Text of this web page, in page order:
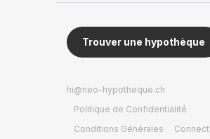
Trouver une hypothèque
hi@neo-hypotheque.ch
Politique de Confidentialité
Conditions Générales
Connect